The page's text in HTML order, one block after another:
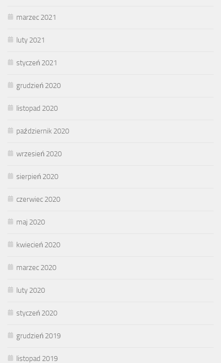
marzec 2021
luty 2021
styczeń 2021
grudzień 2020
listopad 2020
październik 2020
wrzesień 2020
sierpień 2020
czerwiec 2020
maj 2020
kwiecień 2020
marzec 2020
luty 2020
styczeń 2020
grudzień 2019
listopad 2019